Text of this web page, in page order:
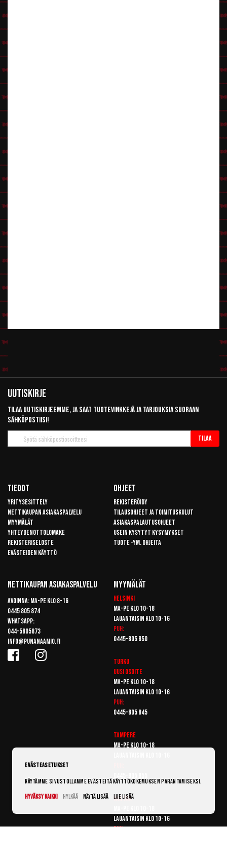
Uutiskirje
Tilaa uutiskirjeemme, ja saat tuotevinkkejä ja tarjouksia suoraan
sähköpostiisi!
uutiskirje
Tilaa
Tiedot
Yritysesittely
Nettikaupan asiakaspalvelu
Myymälät
Yhteydenottolomake
Rekisteriseloste
Evästeiden käyttö
Ohjeet
Rekisteröidy
Tilausohjeet ja toimituskulut
Asiakaspalautusohjeet
Usein kysytyt kysymykset
Tuote -ym. ohjeita
Nettikaupan Asiakaspalvelu
Avoinna: Ma-pe klo 8-16
0445 805 874
Whatsapp:
044-5805873
info@punanaamio.fi
Myymälät
Helsinki
Ma-pe klo 10-18
Lauantaisin klo 10-16
Puh:
0445-805 850
Turku
Uusi osoite
Ma-pe klo 10-18
Lauantaisin klo 10-16
Puh:
0445-805 845
Tampere
Ma-pe klo 10-18
Vantaa
Lauantaisin klo 10-16
Puh:
Evästeasetukset
Käytämme sivustollamme evästeitä käyttökokemuksen parantamiseksi.
Hyväksy kaikki
Hylkää Näytä lisää Lue lisää